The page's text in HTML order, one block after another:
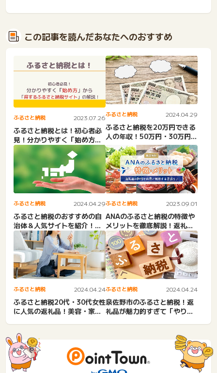
この記事を読んだあなたへのおすすめ
ふるさと納税 2023.07.26
ふるさと納税とは！初心者必
見！分かりやすく「始め方」
から「得するふるさと納税
サ...
ふるさと納税 2024.04.29
ふるさと納税を20万円できる
人の年収！50万円・30万円・
10万円できる人の年...
ふるさと納税 2024.04.29
ふるさと納税のおすすめの自
治体＆人気サイトを紹介！お
すすめの返礼品まで
ふるさと納税 2023.09.01
ANAのふるさと納税の特徴や
メリットを徹底解説！返礼品
の評判は？
ふるさと納税 2024.04.24
ふるさと納税20代・30代女性
に人気の返礼品！美容・家
ふるさと納税 2024.04.24
泉佐野市のふるさと納税！返
礼品が魅力的すぎて「やりす